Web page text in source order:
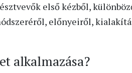
első kézből,
előnyeiről,
alkalmazása?